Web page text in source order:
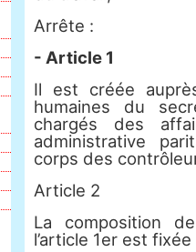
Arrête :
- Article 1
Il est créée
humaines du
chargés des
administrative
corps des
Article 2
La composition
l’article 1er est